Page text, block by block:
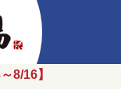
8/16】